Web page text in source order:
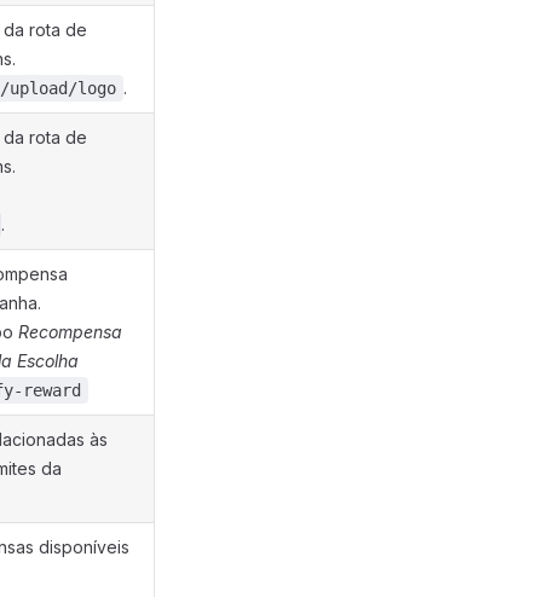
rota de
/upload/logo .
rota de
.
Recompensa
Escolha
reward
às
da
disponíveis